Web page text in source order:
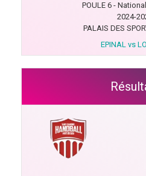
POULE 6 -
2024-
PALAIS DES
EPINAL vs